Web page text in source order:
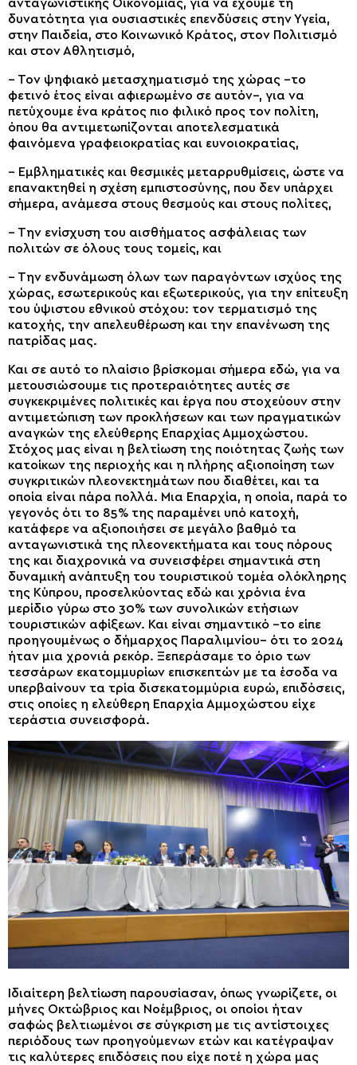
ανταγωνιστικής Οικονομίας, για να έχουμε τη
δυνατότητα για ουσιαστικές επενδύσεις στην Υγεία,
στην Παιδεία, στο Κοινωνικό Κράτος, στον Πολιτισμό
και στον Αθλητισμό,
– Τον ψηφιακό μετασχηματισμό της χώρας –το
φετινό έτος είναι αφιερωμένο σε αυτόν–, για να
πετύχουμε ένα κράτος πιο φιλικό προς τον πολίτη,
όπου θα αντιμετωπίζονται αποτελεσματικά
φαινόμενα γραφειοκρατίας και ευνοιοκρατίας,
– Εμβληματικές και θεσμικές μεταρρυθμίσεις, ώστε να
επανακτηθεί η σχέση εμπιστοσύνης, που δεν υπάρχει
σήμερα, ανάμεσα στους θεσμούς και στους πολίτες,
– Την ενίσχυση του αισθήματος ασφάλειας των
πολιτών σε όλους τους τομείς, και
– Την ενδυνάμωση όλων των παραγόντων ισχύος της
χώρας, εσωτερικούς και εξωτερικούς, για την επίτευξη
του ύψιστου εθνικού στόχου: τον τερματισμό της
κατοχής, την απελευθέρωση και την επανένωση της
πατρίδας μας.
Και σε αυτό το πλαίσιο βρίσκομαι σήμερα εδώ, για να
μετουσιώσουμε τις προτεραιότητες αυτές σε
συγκεκριμένες πολιτικές και έργα που στοχεύουν στην
αντιμετώπιση των προκλήσεων και των πραγματικών
αναγκών της ελεύθερης Επαρχίας Αμμοχώστου.
Στόχος μας είναι η βελτίωση της ποιότητας ζωής των
κατοίκων της περιοχής και η πλήρης αξιοποίηση των
συγκριτικών πλεονεκτημάτων που διαθέτει, και τα
οποία είναι πάρα πολλά. Μια Επαρχία, η οποία, παρά το
γεγονός ότι το 85% της παραμένει υπό κατοχή,
κατάφερε να αξιοποιήσει σε μεγάλο βαθμό τα
ανταγωνιστικά της πλεονεκτήματα και τους πόρους
της και διαχρονικά να συνεισφέρει σημαντικά στη
δυναμική ανάπτυξη του τουριστικού τομέα ολόκληρης
της Κύπρου, προσελκύοντας εδώ και χρόνια ένα
μερίδιο γύρω στο 30% των συνολικών ετήσιων
τουριστικών αφίξεων. Και είναι σημαντικό –το είπε
προηγουμένως ο δήμαρχος Παραλιμνίου– ότι το 2024
ήταν μια χρονιά ρεκόρ. Ξεπεράσαμε το όριο των
τεσσάρων εκατομμυρίων επισκεπτών με τα έσοδα να
υπερβαίνουν τα τρία δισεκατομμύρια ευρώ, επιδόσεις,
στις οποίες η ελεύθερη Επαρχία Αμμοχώστου είχε
τεράστια συνεισφορά.
Ιδιαίτερη βελτίωση παρουσίασαν, όπως γνωρίζετε, οι
μήνες Οκτώβριος και Νοέμβριος, οι οποίοι ήταν
σαφώς βελτιωμένοι σε σύγκριση με τις αντίστοιχες
περιόδους των προηγούμενων ετών και κατέγραψαν
τις καλύτερες επιδόσεις που είχε ποτέ η χώρα μας